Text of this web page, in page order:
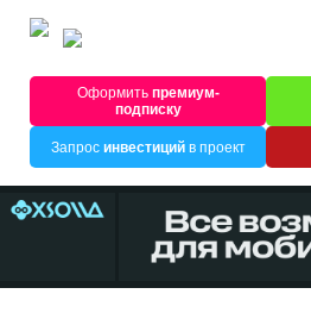
Оформитьпремиум-
подписку
Запрос инвестицийв проект